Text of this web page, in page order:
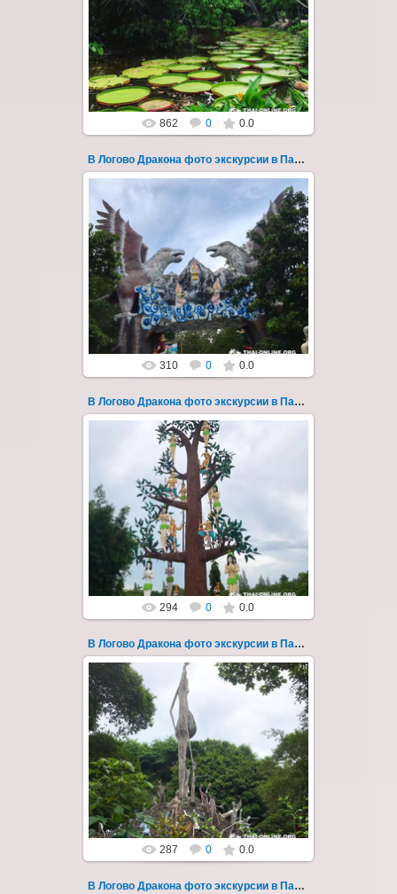
"В Логово Дракона" авторский
мистический приключенческий тур из
Паттайи на целый день - фото 17
Всего лишь в ч...
Thai-Online
862 0 0.0
В Логово Дракона фото экскурсии в Паттайе 170
"В Логово Дракона" авторский
мистический приключенческий тур из
Паттайи на целый день - фото 170
Всего лишь в ...
Thai-Online
310 0 0.0
В Логово Дракона фото экскурсии в Паттайе 171
30.08.2022
"В Логово Дракона" авторский
мистический приключенческий тур из
Паттайи на целый день - фото 171
Всего лишь в ...
Thai-Online
294 0 0.0
В Логово Дракона фото экскурсии в Паттайе 172
30.08.2022
"В Логово Дракона" авторский
мистический приключенческий тур из
Паттайи на целый день - фото 172
Всего лишь в ...
Thai-Online
287 0 0.0
В Логово Дракона фото экскурсии в Паттайе 173